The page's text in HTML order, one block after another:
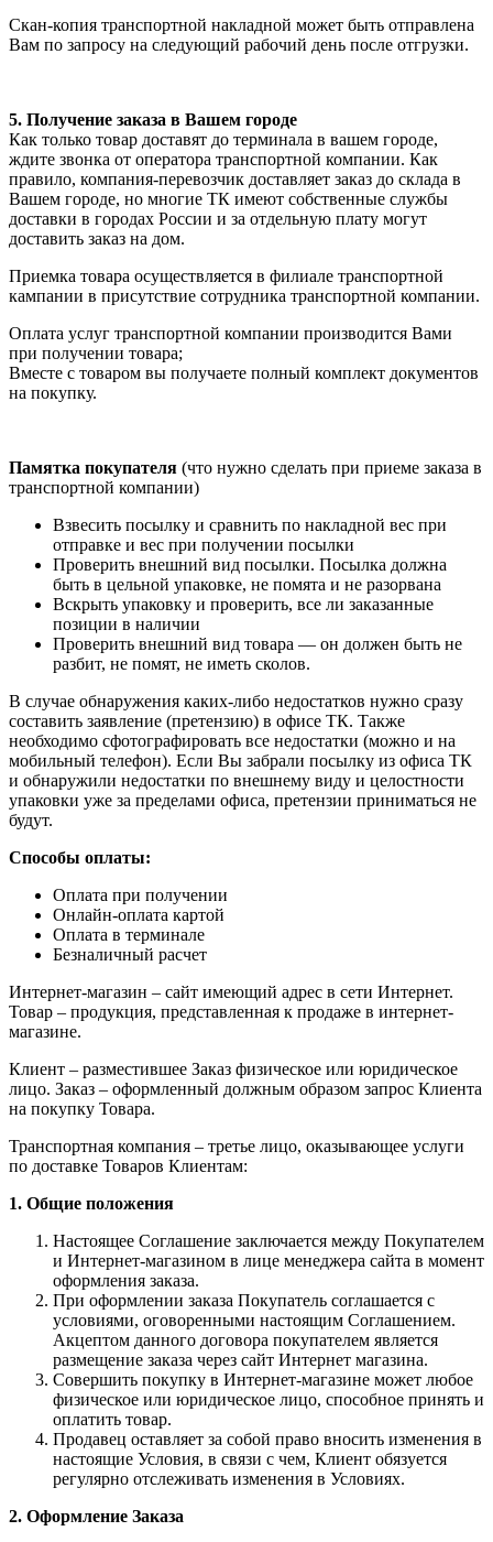
Скан-копия транспортной накладной может быть отправлена
Вам по запросу на следующий рабочий день после отгрузки.
5. Получение заказа в Вашем городе
Как только товар доставят до терминала в вашем городе,
ждите звонка от оператора транспортной компании. Как
правило, компания-перевозчик доставляет заказ до склада в
Вашем городе, но многие ТК имеют собственные службы
доставки в городах России и за отдельную плату могут
доставить заказ на дом.
Приемка товара осуществляется в филиале транспортной
кампании в присутствие сотрудника транспортной компании.
Оплата услуг транспортной компании производится Вами
при получении товара;
Вместе с товаром вы получаете полный комплект документов
на покупку.
Памятка покупателя (что нужно сделать при приеме заказа в
транспортной компании)
Взвесить посылку и сравнить по накладной вес при
отправке и вес при получении посылки
Проверить внешний вид посылки. Посылка должна
быть в цельной упаковке, не помята и не разорвана
Вскрыть упаковку и проверить, все ли заказанные
позиции в наличии
Проверить внешний вид товара — он должен быть не
разбит, не помят, не иметь сколов.
В случае обнаружения каких-либо недостатков нужно сразу
составить заявление (претензию) в офисе ТК. Также
необходимо сфотографировать все недостатки (можно и на
мобильный телефон). Если Вы забрали посылку из офиса ТК
и обнаружили недостатки по внешнему виду и целостности
упаковки уже за пределами офиса, претензии приниматься не
будут.
Способы оплаты:
Оплата при получении
Онлайн-оплата картой
Оплата в терминале
Безналичный расчет
Интернет-магазин – сайт имеющий адрес в сети Интернет.
Товар – продукция, представленная к продаже в интернет-
магазине.
Клиент – разместившее Заказ физическое или юридическое
лицо. Заказ – оформленный должным образом запрос Клиента
на покупку Товара.
Транспортная компания – третье лицо, оказывающее услуги
по доставке Товаров Клиентам:
1. Общие положения
Настоящее Соглашение заключается между Покупателем
и Интернет-магазином в лице менеджера сайта в момент
оформления заказа.
При оформлении заказа Покупатель соглашается с
условиями, оговоренными настоящим Соглашением.
Акцептом данного договора покупателем является
размещение заказа через сайт Интернет магазина.
Совершить покупку в Интернет-магазине может любое
физическое или юридическое лицо, способное принять и
оплатить товар.
Продавец оставляет за собой право вносить изменения в
настоящие Условия, в связи с чем, Клиент обязуется
регулярно отслеживать изменения в Условиях.
2. Оформление Заказа